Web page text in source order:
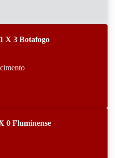
X 3 Botafogo
0 Fluminense